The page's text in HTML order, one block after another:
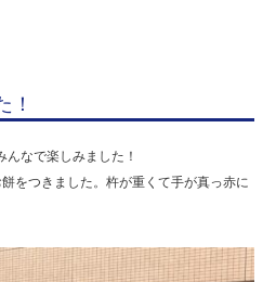
！
なで楽しみました！
をつきました。杵が重くて手が真っ赤に